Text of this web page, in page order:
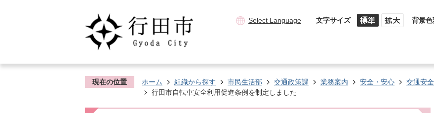
Select Language 文字サイズ 背景色
現在の位置 ホーム 組織から探す 市民生活部 交通政策課 業務案内 安全・安心
交通安全
行田市自転車安全利用促進条例を制定しました